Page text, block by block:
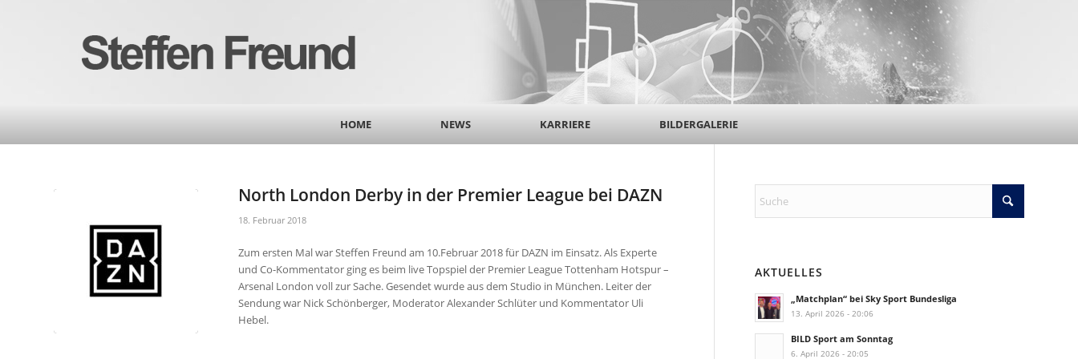
HOME NEWS KARRIERE BILDERGALERIE
North London Derby in der Premier League bei DAZN
18. Februar 2018
Zum ersten Mal war Steffen Freund am 10.Februar 2018 für DAZN im Einsatz. Als Experte
und Co-Kommentator ging es beim live Topspiel der Premier League Tottenham Hotspur –
Arsenal London voll zur Sache. Gesendet wurde aus dem Studio in München. Leiter der
Sendung war Nick Schönberger, Moderator Alexander Schlüter und Kommentator Uli
Hebel.
AKTUELLES
„Matchplan“ bei Sky Sport Bundesliga
13. April 2026 - 20:06
BILD Sport am Sonntag
6. April 2026 - 20:05